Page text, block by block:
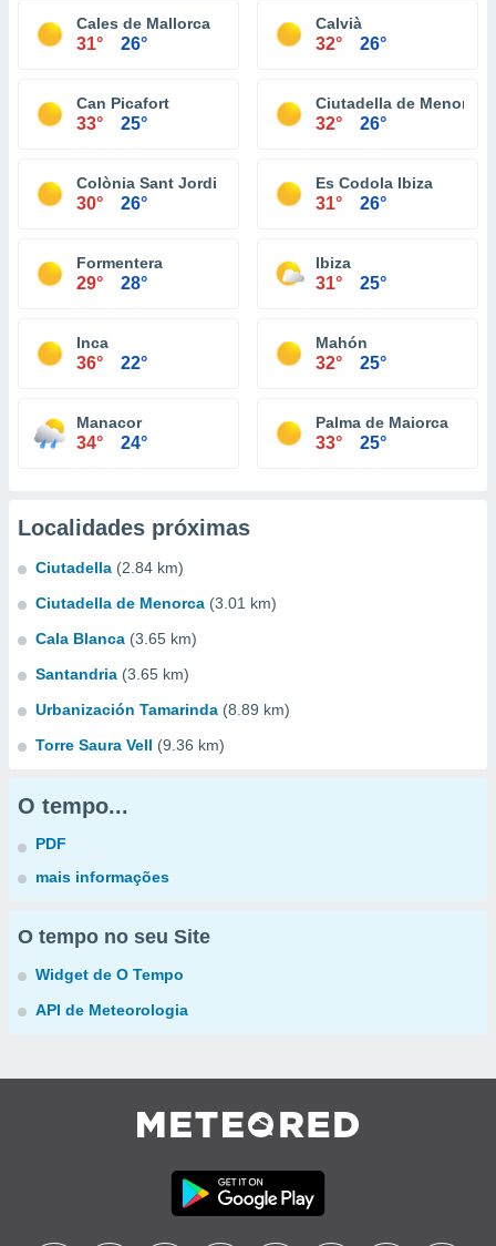
Cales de Mallorca
31° 26°
Calvià
32° 26°
Can Picafort
33° 25°
Ciutadella de Menorca
32° 26°
Colònia Sant Jordi
30° 26°
Es Codola Ibiza
31° 26°
Formentera
29° 28°
Ibiza
31° 25°
Inca
36° 22°
Mahón
32° 25°
Manacor
34° 24°
Palma de Maiorca
33° 25°
Localidades próximas
Ciutadella (2.84 km)
Ciutadella de Menorca (3.01 km)
Cala Blanca (3.65 km)
Santandria (3.65 km)
Urbanización Tamarinda (8.89 km)
Torre Saura Vell (9.36 km)
O tempo...
PDF
mais informações
O tempo no seu Site
Widget de O Tempo
API de Meteorologia